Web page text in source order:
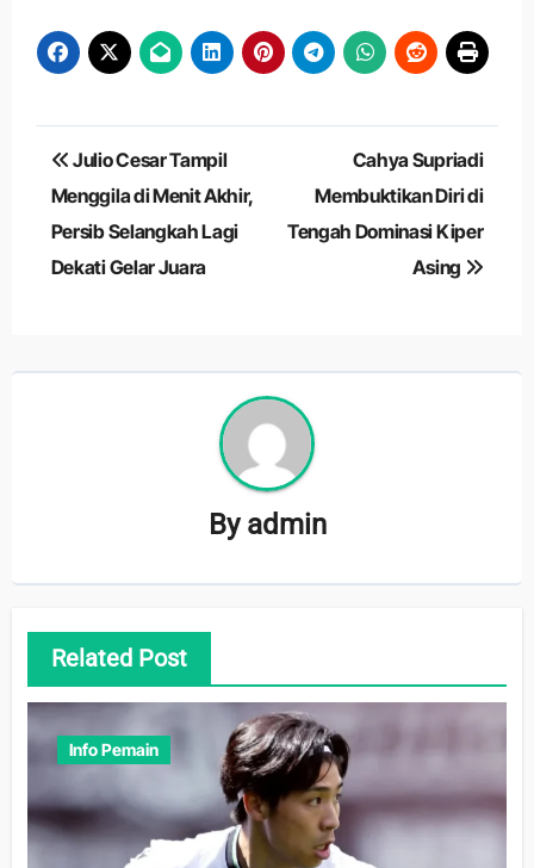
Navigasi
pos
Julio Cesar Tampil
Menggila di Menit Akhir,
Persib Selangkah Lagi
Dekati Gelar Juara
Cahya Supriadi
Membuktikan Diri di
Tengah Dominasi Kiper
Asing
By admin
Related Post
Info Pemain